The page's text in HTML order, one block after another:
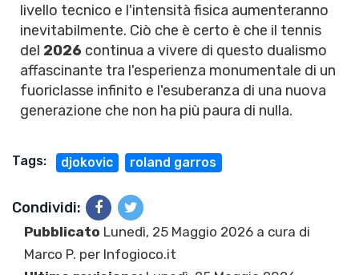
livello tecnico e l'intensità fisica aumenteranno
inevitabilmente. Ciò che è certo è che il tennis
del 2026 continua a vivere di questo dualismo
affascinante tra l'esperienza monumentale di un
fuoriclasse infinito e l'esuberanza di una nuova
generazione che non ha più paura di nulla.
Tags: djokovic roland garros
Condividi:
Pubblicato Lunedì, 25 Maggio 2026 a cura di
Marco P. per Infogioco.it